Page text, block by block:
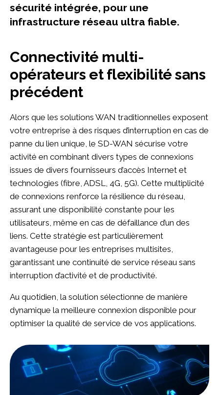
sécurité intégrée, pour une
infrastructure réseau ultra fiable.
Connectivité multi-
opérateurs et flexibilité sans
précédent
Alors que les solutions WAN traditionnelles exposent
votre entreprise à des risques d’interruption en cas de
panne du lien unique, le SD-WAN sécurise votre
activité en combinant divers types de connexions
issues de divers fournisseurs d’accès Internet et
technologies (fibre, ADSL, 4G, 5G). Cette multiplicité
de connexions renforce la résilience du réseau,
assurant une disponibilité constante pour les
utilisateurs, même en cas de défaillance d’un des
liens. Cette stratégie est particulièrement
avantageuse pour les entreprises multisites,
garantissant une continuité de service réseau sans
interruption d’activité et de productivité.
Au quotidien, la solution sélectionne de manière
dynamique la meilleure connexion disponible pour
optimiser la qualité de service de vos applications.